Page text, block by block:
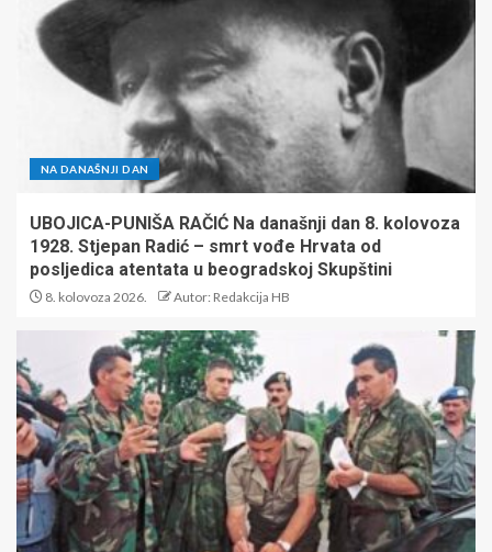
NA DANAŠNJI DAN
UBOJICA-PUNIŠA RAČIĆ Na današnji dan 8. kolovoza
1928. Stjepan Radić – smrt vođe Hrvata od
posljedica atentata u beogradskoj Skupštini
8. kolovoza 2026. Autor: Redakcija HB